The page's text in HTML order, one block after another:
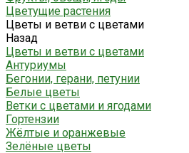
Цветущие растения
Цветы и ветви с цветами
Назад
Цветы и ветви с цветами
Антуриумы
Бегонии, герани, петунии
Белые цветы
Ветки с цветами и ягодами
Гортензии
Жёлтые и оранжевые
Зелёные цветы